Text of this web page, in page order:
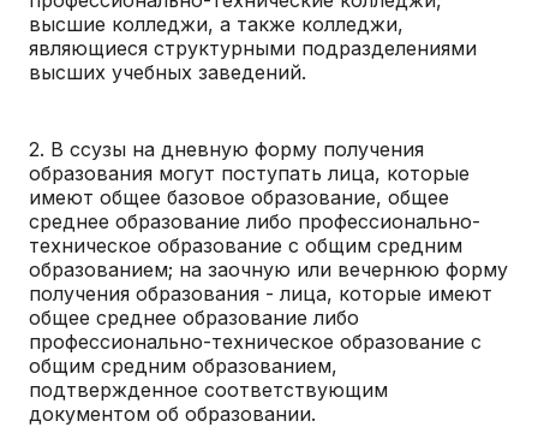
высшие колледжи, а также колледжи,
являющиеся структурными подразделениями
высших учебных заведений.
2. В ссузы на дневную форму получения
образования могут поступать лица, которые
имеют общее базовое образование, общее
среднее образование либо профессионально-
техническое образование с общим средним
образованием; на заочную или вечернюю форму
получения образования - лица, которые имеют
общее среднее образование либо
профессионально-техническое образование с
общим средним образованием,
подтвержденное соответствующим
документом об образовании.